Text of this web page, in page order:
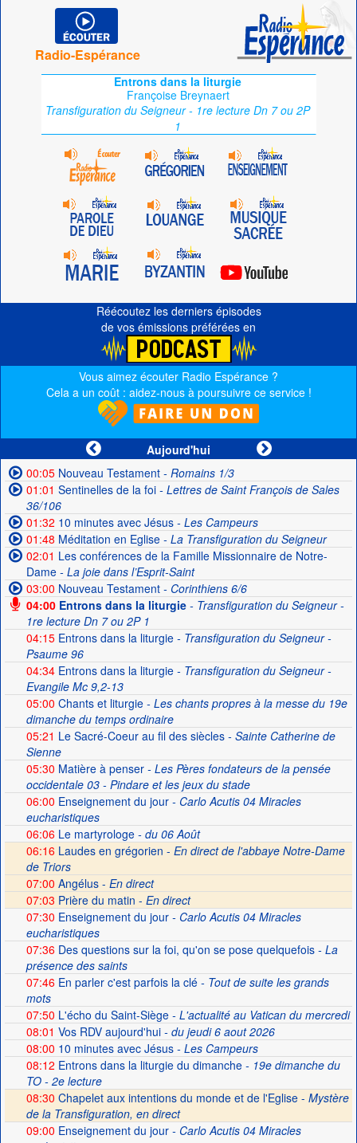
Radio-Espérance
Entrons dans la liturgie
Françoise Breynaert
Transfiguration du Seigneur - 1re lecture Dn 7 ou 2P
1
Réécoutez les derniers épisodes
de vos émissions préférées en
Vous aimez écouter Radio Espérance ?
Cela a un coût : aidez-nous à poursuivre ce service !
Aujourd'hui
00:05Nouveau Testament- Romains 1/3
01:01 Sentinelles de la foi- Lettres de Saint François de Sales
36/106
01:32 10 minutes avec Jésus- Les Campeurs
01:48 Méditation en Eglise- La Transfiguration du Seigneur
02:01 Les conférences de la Famille Missionnaire de Notre-
Dame- La joie dans l’Esprit-Saint
03:00 Nouveau Testament- Corinthiens 6/6
04:00Entrons dans la liturgie- Transfiguration du Seigneur -
1re lecture Dn 7 ou 2P 1
04:15Entrons dans la liturgie- Transfiguration du Seigneur -
Psaume 96
04:34Entrons dans la liturgie- Transfiguration du Seigneur -
Evangile Mc 9,2-13
05:00 Chants et liturgie- Les chants propres à la messe du 19e
dimanche du temps ordinaire
05:21 Le Sacré-Coeur au fil des siècles- Sainte Catherine de
Sienne
05:30 Matière à penser- Les Pères fondateurs de la pensée
occidentale 03 - Pindare et les jeux du stade
06:00 Enseignement du jour- Carlo Acutis 04 Miracles
eucharistiques
06:06Le martyrologe- du 06 Août
06:16 Laudes en grégorien - En direct de l'abbaye Notre-Dame
de Triors
07:00 Angélus - En direct
07:03 Prière du matin - En direct
07:30 Enseignement du jour- Carlo Acutis 04 Miracles
eucharistiques
07:36Des questions sur la foi, qu'on se pose quelquefois- La
présence des saints
07:46En parler c'est parfois la clé- Tout de suite les grands
mots
07:50 L'écho du Saint-Siège- L'actualité au Vatican du mercredi
08:01 Vos RDV aujourd'hui- du jeudi 6 aout 2026
08:00 10 minutes avec Jésus- Les Campeurs
08:12 Entrons dans la liturgie du dimanche- 19e dimanche du
TO - 2e lecture
08:30 Chapelet aux intentions du monde et de l'Eglise - Mystère
de la Transfiguration, en direct
09:00 Enseignement du jour- Carlo Acutis 04 Miracles